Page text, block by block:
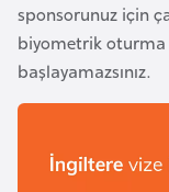
sponsorunuz için
biyometrik oturma
başlayamazsınız.
D
a
n